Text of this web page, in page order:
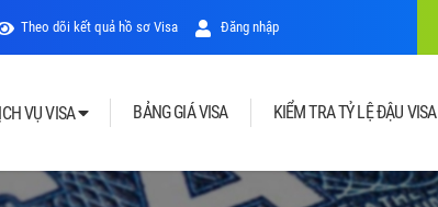
Theo dõi kết quả hồ sơ Visa Đăng nhập
VỤ VISA BẢNG GIÁ VISA KIỂM TRA TỶ LỆ ĐẬU VISA